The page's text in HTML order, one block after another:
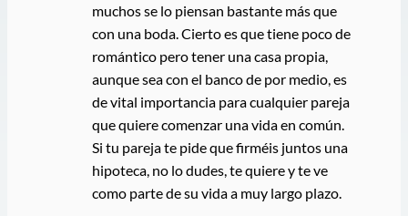
muchos se lo piensan bastante más que
con una boda. Cierto es que tiene poco de
romántico pero tener una casa propia,
aunque sea con el banco de por medio, es
de vital importancia para cualquier pareja
que quiere comenzar una vida en común.
Si tu pareja te pide que firméis juntos una
hipoteca, no lo dudes, te quiere y te ve
como parte de su vida a muy largo plazo.